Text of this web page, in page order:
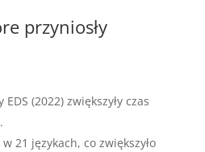
przyniosły
(2022) zwiększyły czas
21 językach, co zwiększyło